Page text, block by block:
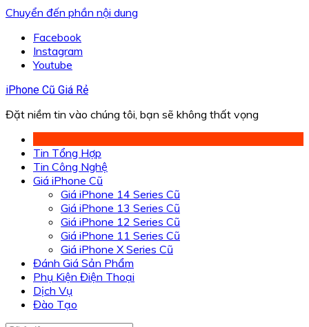
Chuyển đến phần nội dung
Facebook
Instagram
Youtube
iPhone Cũ Giá Rẻ
Đặt niềm tin vào chúng tôi, bạn sẽ không thất vọng
Tin Tổng Hợp
Tin Công Nghệ
Giá iPhone Cũ
Giá iPhone 14 Series Cũ
Giá iPhone 13 Series Cũ
Giá iPhone 12 Series Cũ
Giá iPhone 11 Series Cũ
Giá iPhone X Series Cũ
Đánh Giá Sản Phẩm
Phụ Kiện Điện Thoại
Dịch Vụ
Đào Tạo